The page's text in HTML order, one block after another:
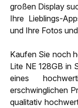
großen Display
Ihre Lieblings-
und Ihre Fotos
Kaufen Sie noch
Lite NE 128GB in
eines
erschwinglichen
qualitativ